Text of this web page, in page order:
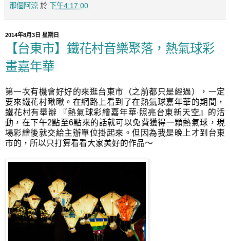
那個阿涼 於 下午4:17:00
2014年8月3日 星期日
【台東市】鐵花村音樂聚落，熱氣球彩
畫嘉年華
第一次有機會好好的來逛台東市（之前都只是經過），一定
要來鐵花村瞅瞅。在網路上看到了在熱氣球嘉年華的期間，
鐵花村有舉辦 『熱氣球彩繪嘉年華‧照亮台東新天空』的活
動，在下午2點至6點來的話就可以免費獲得一顆熱氣球，現
場彩繪後就交給主辦單位掛起來。但因為我是晚上才到台東
市的，所以只打算看看大家美好的作品～